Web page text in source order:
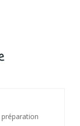
est